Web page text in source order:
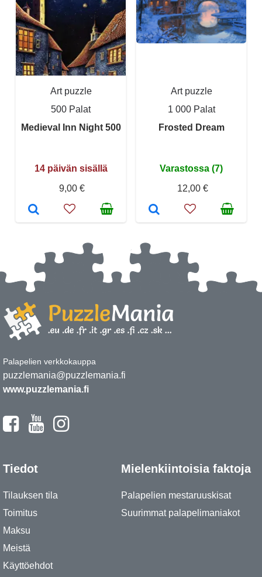
Art puzzle
500 Palat
Medieval Inn Night 500
14 päivän sisällä
9,00 €
Art puzzle
1 000 Palat
Frosted Dream
Varastossa (7)
12,00 €
Palapelien verkkokauppa
puzzlemania@puzzlemania.fi
www.puzzlemania.fi
Tiedot
Tilauksen tila
Toimitus
Maksu
Meistä
Käyttöehdot
Mielenkiintoisia faktoja
Palapelien mestaruuskisat
Suurimmat palapelimaniakot